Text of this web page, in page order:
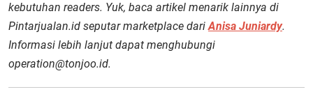
kebutuhan readers. Yuk, baca artikel menarik lainnya di
Pintarjualan.id seputar marketplace dariAnisa Juniardy.
Informasi lebih lanjut dapat menghubungi
operation@tonjoo.id.